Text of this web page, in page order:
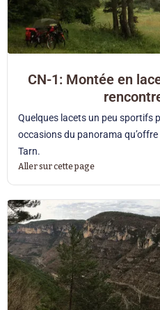
CN-1: Montée en
Quelques lacets un peu sportifs
occasions du panorama
Tarn.
Aller sur cette page